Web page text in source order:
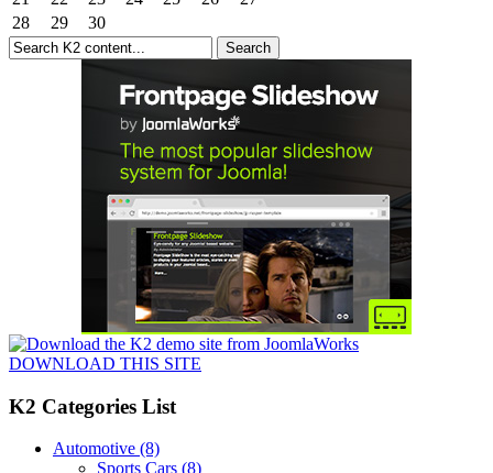
28
29 30
DOWNLOAD THIS SITE
K2 Categories List
Automotive (8)
Sports Cars (8)